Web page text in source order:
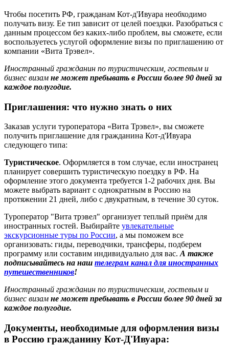
Чтобы посетить РФ, гражданам Кот-д'Ивуара необходимо
получать визу. Ее тип зависит от целей поездки. Разобраться с
данным процессом без каких-либо проблем, вы сможете, если
воспользуетесь услугой оформление визы по приглашению от
компании «Вита Трэвел».
Иностранный гражданин по туристическим, гостевым и
бизнес визам не может пребывать в России более 90 дней за
каждое полугодие.
Приглашения: что нужно знать о них
Заказав услуги туроператора «Вита Трэвел», вы сможете
получить приглашение для гражданина Кот-д'Ивуара
следующего типа:
Туристическое. Оформляется в том случае, если иностранец
планирует совершить туристическую поездку в РФ. На
оформление этого документа требуется 1-2 рабочих дня. Вы
можете выбрать вариант с однократным в Россию на
протяжении 21 дней, либо с двукратным, в течение 30 суток.
Туроператор "Вита трэвел" организует теплый приём для
иностранных гостей. Выбирайте увлекательные
экскурсионные туры по России, а мы поможем все
организовать: гиды, переводчики, трансферы, подберем
программу или составим индивидуально для вас. А также
подписывайтесь на наш телеграм канал для иностранных
путешественников!
Иностранный гражданин по туристическим, гостевым и
бизнес визам не может пребывать в России более 90 дней за
каждое полугодие.
Документы, необходимые для оформления визы
в Россию гражданину Кот-Д'Ивуара: